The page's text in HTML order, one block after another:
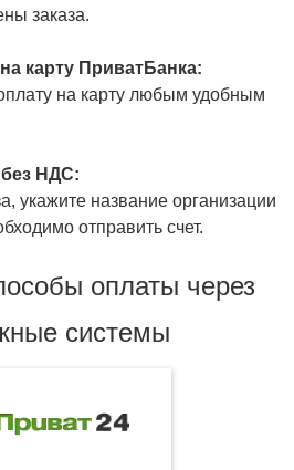
заказа.
карту ПриватБанка:
на карту любым удобным
НДС:
укажите название организации
отправить счет.
оплаты через
системы